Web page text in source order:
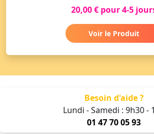
20,00 € pour 4-5
Voir le Produit
Besoin d'aide ?
Lundi - Samedi : 9h30 -
01 47 70 05 93